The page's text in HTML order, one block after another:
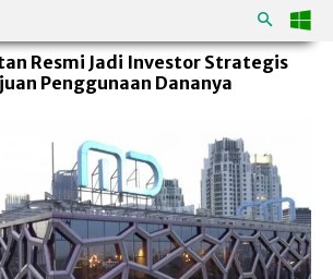
Resmi Jadi Investor Strategis
Penggunaan Dananya